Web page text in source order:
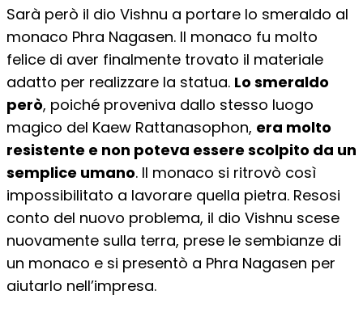
Sarà però il dio Vishnu a portare lo smeraldo al
monaco Phra Nagasen. Il monaco fu molto
felice di aver finalmente trovato il materiale
adatto per realizzare la statua. Lo smeraldo
però, poiché proveniva dallo stesso luogo
magico del Kaew Rattanasophon, era molto
resistente e non poteva essere scolpito da un
semplice umano. Il monaco si ritrovò così
impossibilitato a lavorare quella pietra. Resosi
conto del nuovo problema, il dio Vishnu scese
nuovamente sulla terra, prese le sembianze di
un monaco e si presentò a Phra Nagasen per
aiutarlo nell’impresa.